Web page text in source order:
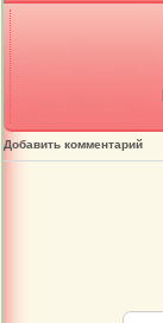
Добавить комментарий